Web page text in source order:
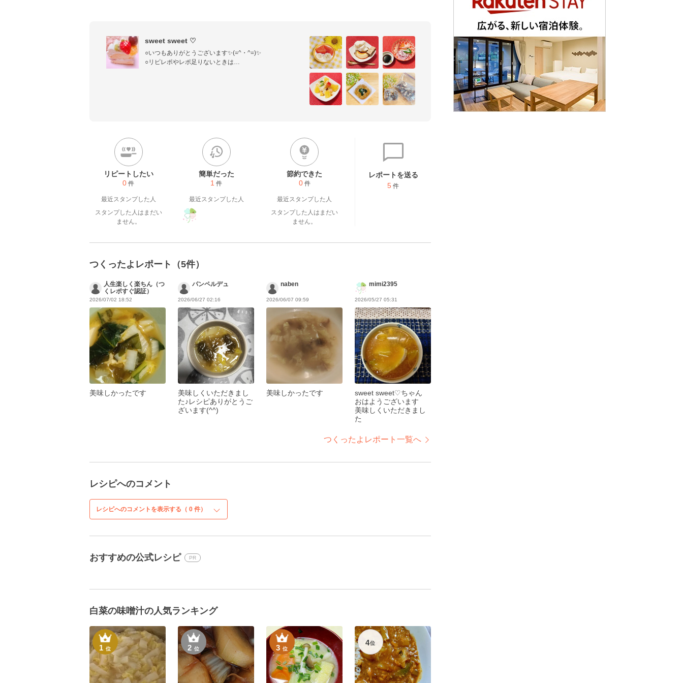
sweet sweet ♡
○いつもありがとうございます✨(=^・^=)✨
○リピレポやレポ足りないときは
リピートしたい
0 件
最近スタンプした人
スタンプした人はまだい
ません。
簡単だった
1 件
最近スタンプした人
節約できた
0 件
最近スタンプした人
スタンプした人はまだい
ません。
レポートを送る
5 件
つくったよレポート（5件）
人生楽しく楽ちん（つ
くレポすぐ認証）
2026/07/02 18:52
美味しかったです
パンペルデュ
2026/06/27 02:16
美味しくいただきまし
た♪レシピありがとうご
ざいます(^^)
naben
2026/06/07 09:59
美味しかったです
mimi2395
2026/05/27 05:31
sweet sweet♡ちゃん
おはようございます
美味しくいただきまし
た
つくったよレポート一覧へ
レシピへのコメント
レシピへのコメントを表示する（ 0 件）
おすすめの公式レシピ PR
白菜の味噌汁の人気ランキング
1位 2位 3位
4位